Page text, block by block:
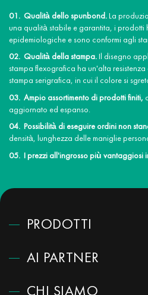
Qualità dello spunbond.La
una qualità stabile e garantita, i prodotti
epidemiologiche e sono conformi agli
Qualità della stampa.Il disegno
stampa flexografica ha un'alta
stampa serigrafica, in cui il colore si
Ampio assortimento di prodotti finiti,
aggiornato ed espanso.
Possibilità di eseguire ordini non
densità, lunghezza delle maniglie
I prezzi all'ingrosso più vantaggiosi
PRODOTTI
AI PARTNER